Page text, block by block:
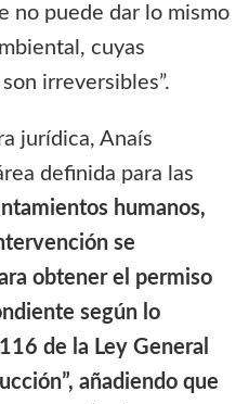
no puede dar lo mismo
cuyas
irreversibles”.
jurídica, Anaís
definida para las
humanos,
se
obtener el permiso
según lo
de la Ley General
añadiendo que